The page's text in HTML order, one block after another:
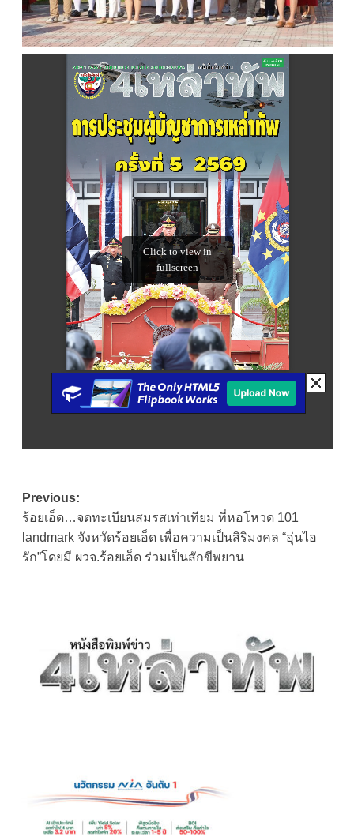
Post
navigation
Previous:
ร้อยเอ็ด…จดทะเบียนสมรสเท่าเทียม ที่หอโหวด 101
landmark จังหวัดร้อยเอ็ด เพื่อความเป็นสิริมงคล “อุ่นไอ
รัก”โดยมี ผวจ.ร้อยเอ็ด ร่วมเป็นสักขีพยาน